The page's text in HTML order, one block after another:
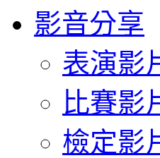
影音分享
表演影
比賽影
檢定影